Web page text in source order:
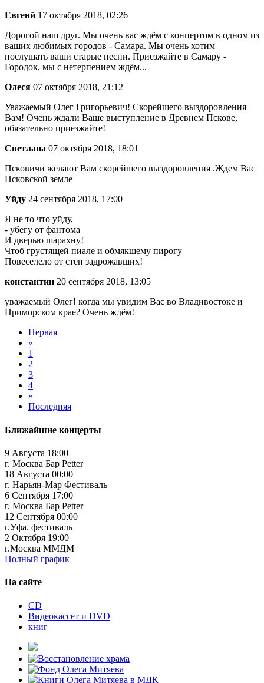
Евгенй 17 октября 2018, 02:26
Дорогой наш друг. Мы очень вас ждём с концертом в одном из
ваших любимых городов - Самара. Мы очень хотим
послушать ваши старые песни. Приезжайте в Самару -
Городок, мы с нетерпением ждём...
Олеся 07 октября 2018, 21:12
Уважаемый Олег Григорьевич! Скорейшего выздоровления
Вам! Очень ждали Ваше выступление в Древнем Пскове,
обязательно приезжайте!
Светлана 07 октября 2018, 18:01
Псковичи желают Вам скорейшего выздоровления .Ждем Вас
Псковской земле
Уйду 24 сентября 2018, 17:00
Я не то что уйду,
- убегу от фантома
И дверью шарахну!
Чтоб грустящей пиале и обмякшему пирогу
Повеселело от стен задрожавших!
константин 20 сентября 2018, 13:05
уважаемый Олег! когда мы увидим Вас во Владивостоке и
Приморском крае? Очень ждём!
Первая
«
1
2
3
4
»
Последняя
Ближайшие концерты
9 Августа 18:00
г. Москва Бар Petter
18 Августа 00:00
г. Нарьян-Мар Фестиваль
6 Сентября 17:00
г. Москва Бар Petter
12 Сентября 00:00
г.Уфа. фестиваль
2 Октября 19:00
г.Москва ММДМ
Полный график
На сайте
CD
Видеокассет и DVD
книг